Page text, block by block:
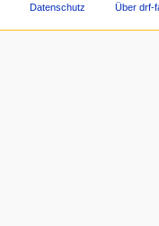
Datenschutz Über drf-